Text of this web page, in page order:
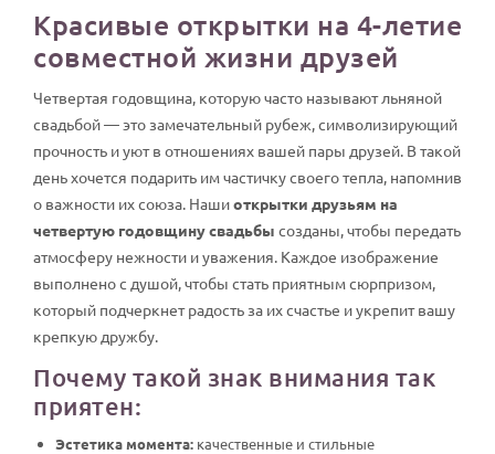
Красивые открытки на 4-летие
совместной жизни друзей
Четвертая годовщина, которую часто называют льняной
свадьбой — это замечательный рубеж, символизирующий
прочность и уют в отношениях вашей пары друзей. В такой
день хочется подарить им частичку своего тепла, напомнив
о важности их союза. Нашиоткрытки друзьям на
четвертую годовщину свадьбы созданы, чтобы передать
атмосферу нежности и уважения. Каждое изображение
выполнено с душой, чтобы стать приятным сюрпризом,
который подчеркнет радость за их счастье и укрепит вашу
крепкую дружбу.
Почему такой знак внимания так
приятен:
Эстетика момента: качественные и стильные